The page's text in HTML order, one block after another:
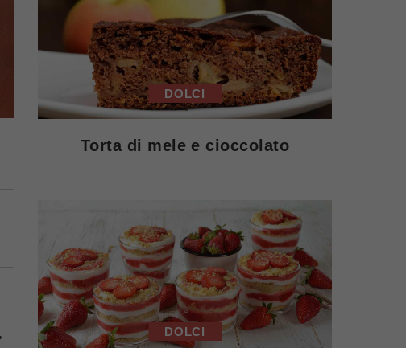
DOLCI
Torta di mele e cioccolato
DOLCI